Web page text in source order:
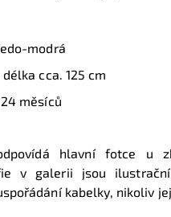
modrá
délka cca. 125 cm
měsíců
hlavní fotce u
v galerii jsou
kabelky, nikoliv